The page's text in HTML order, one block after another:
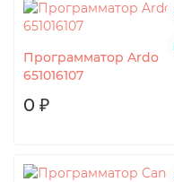
Программатор Ardo
651016107
0 ₽